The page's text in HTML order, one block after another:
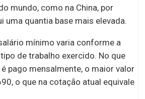
mundo, como na China, por
uma quantia base mais elevada.
mínimo varia conforme a
de trabalho exercido. No que
pago mensalmente, o maior valor
o que na cotação atual equivale